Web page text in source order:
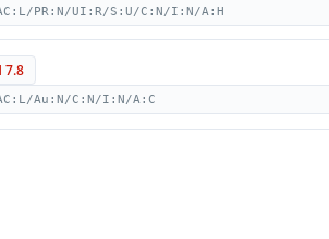
PR:N/UI:R/S:U/C:N/I:N/A:H
7.8
Au:N/C:N/I:N/A:C